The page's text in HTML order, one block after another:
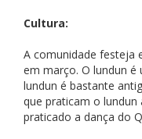
Cultura:
A comunidade festeja
em março. O lundun é
lundun é bastante
que praticam o lundun
praticado a dança do